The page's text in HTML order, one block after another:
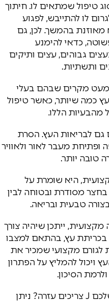
טיפול שמתאים לו. חיתוך
לו להתייבש, לפגוע
מאוזנת בהמשך. לכן, גם
כדאי להימנע
גבוהים, עצים ותיקים
ותשתיות.
מעט מקרים שבהם בעלי
כמה שיותר, כאשר טיפול
מהבעיות הללו.
גם לבריאות העץ. הסרת
ופתיחת מעבר לאור ולאוויר
טובה יותר.
היא שומרת על
בחצר מסודרת ובטוחה לבין
טבעית ובריאה.
ייתכן שיהיה צורך
בכריתת עץ, בהתאם למצבו
לגורם מקצועי שמכיר את
ויכול להמליץ על הפתרון
הסיכון.
בקיצור, אל תזניחו את העצים שלכם J צריכים עזרה? ניתן